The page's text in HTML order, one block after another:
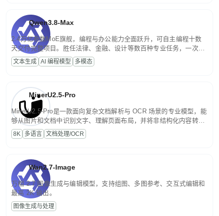
Qwen3.8-Max
2.4万亿参数MoE旗舰，编程与办公能力全面跃升，可自主编程十数
天交付完整项目。胜任法律、金融、设计等数百种专业任务，一次对
话端到端交付生产级成果。原生视觉理解贯穿规划、执行与验证全流
程，支持超长文档与长视频的深度语义解析。长程任务中自主规划与
文本生成 AI 编程模型 多模态
MinerU2.5-Pro
MinerU2.5-Pro是一款面向复杂文档解析与 OCR 场景的专业模型，能
够从图片和文档中识别文字、理解页面布局，并将非结构化内容转换
为便于存储、检索和二次处理的结构化结果。
8K 多语言 文档处理/OCR
Wan2.7-Image
万相 2.7 图像生成与编辑模型，支持组图、多图参考、交互式编辑和
最高 2K 输出。
图像生成与处理